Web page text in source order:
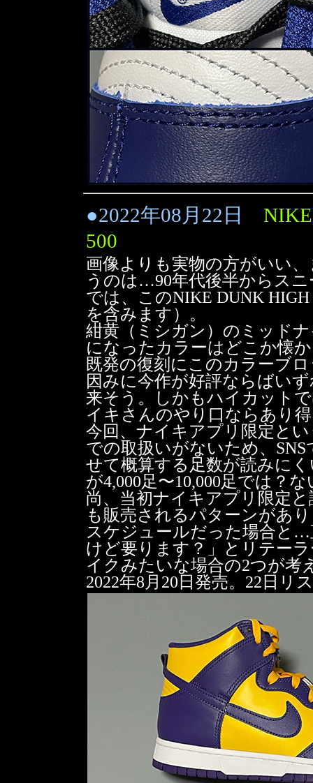
●2022年08月22日
500
画像よりも実物の方がいい
うのは…90年代後半からス
では、このNIKE DUNK
を含みます）。
紺黄（ミシガン）のミッド
になったカラーはどこか懐
既発の復刻にこのカラーブ
因みに今作が好評ならばい
来そう。しかもハイカット
イキさんのやり口ならあり
今回、ナイキアプリ限定と
での取扱いがないため、
せて概算する足数が読みに
が4,000足〜10,000足では？
尚、当初ナイキアプリ限定
も販売されるパターンがあ
スケジュールだった場合と
けど要ります？」とリテー
イクみたいな場合の2つが考
2022年8月20日発売。22日リ